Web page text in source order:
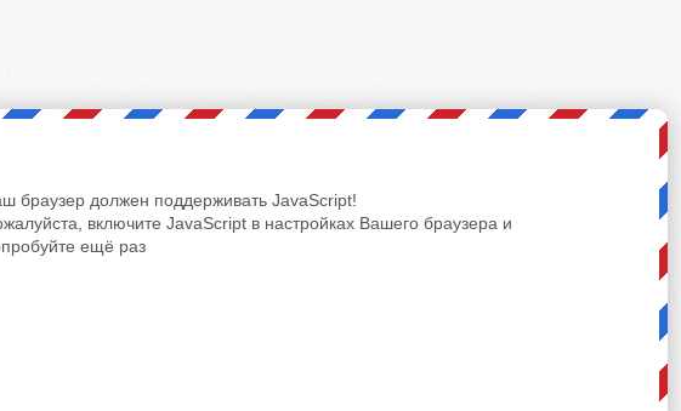
браузер должен поддерживать JavaScript!
включите JavaScript в настройках Вашего браузера и
ещё раз